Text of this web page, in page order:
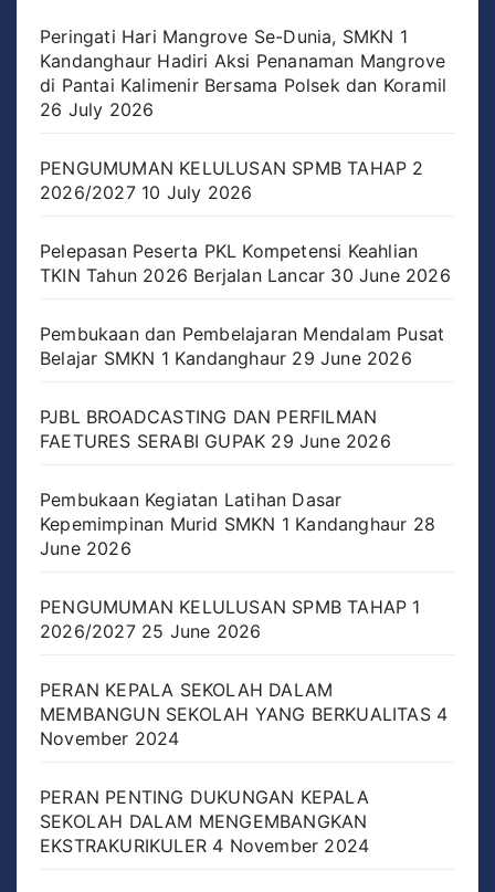
Peringati Hari Mangrove Se-Dunia, SMKN 1
Kandanghaur Hadiri Aksi Penanaman Mangrove
di Pantai Kalimenir Bersama Polsek dan Koramil
26 July 2026
PENGUMUMAN KELULUSAN SPMB TAHAP 2
2026/2027 10 July 2026
Pelepasan Peserta PKL Kompetensi Keahlian
TKIN Tahun 2026 Berjalan Lancar 30 June 2026
Pembukaan dan Pembelajaran Mendalam Pusat
Belajar SMKN 1 Kandanghaur 29 June 2026
PJBL BROADCASTING DAN PERFILMAN
FAETURES SERABI GUPAK 29 June 2026
Pembukaan Kegiatan Latihan Dasar
Kepemimpinan Murid SMKN 1 Kandanghaur 28
June 2026
PENGUMUMAN KELULUSAN SPMB TAHAP 1
2026/2027 25 June 2026
PERAN KEPALA SEKOLAH DALAM
MEMBANGUN SEKOLAH YANG BERKUALITAS 4
November 2024
PERAN PENTING DUKUNGAN KEPALA
SEKOLAH DALAM MENGEMBANGKAN
EKSTRAKURIKULER 4 November 2024